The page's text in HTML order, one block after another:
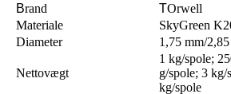
Brand TOrwell
Materiale
SkyGreen
Diameter
1,75 mm/
Nettovægt
1 kg/spole;
g/spole; 3 kg/
kg/spole